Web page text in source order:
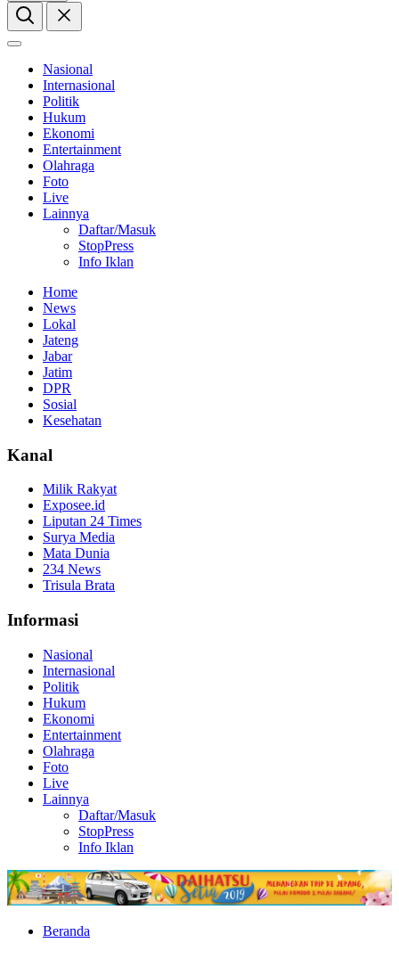
Nasional
Internasional
Politik
Hukum
Ekonomi
Entertainment
Olahraga
Foto
Live
Lainnya
Daftar/Masuk
StopPress
Info Iklan
Home
News
Lokal
Jateng
Jabar
Jatim
DPR
Sosial
Kesehatan
Kanal
Milik Rakyat
Exposee.id
Liputan 24 Times
Surya Media
Mata Dunia
234 News
Trisula Brata
Informasi
Nasional
Internasional
Politik
Hukum
Ekonomi
Entertainment
Olahraga
Foto
Live
Lainnya
Daftar/Masuk
StopPress
Info Iklan
Beranda